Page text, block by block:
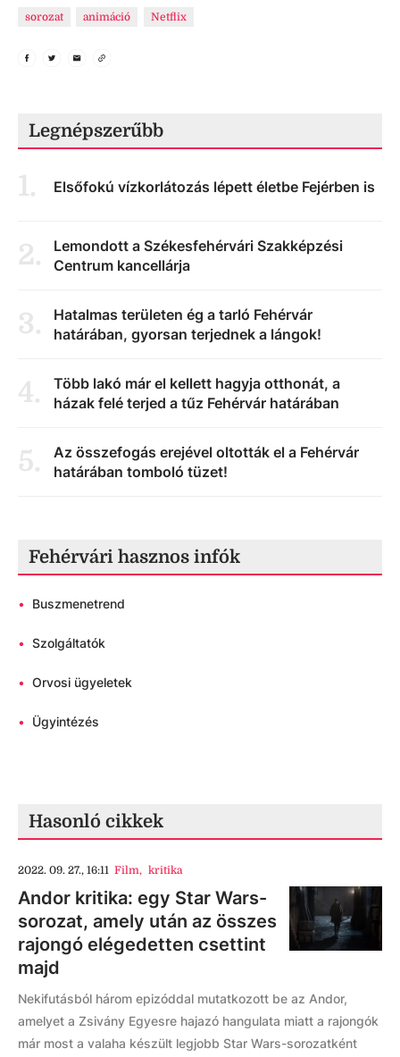
sorozat animáció Netflix
Legnépszerűbb
1. Elsőfokú vízkorlátozás lépett életbe Fejérben is
2.
Lemondott a Székesfehérvári Szakképzési
Centrum kancellárja
3.
Hatalmas területen ég a tarló Fehérvár
határában, gyorsan terjednek a lángok!
4.
Több lakó már el kellett hagyja otthonát, a
házak felé terjed a tűz Fehérvár határában
5.
Az összefogás erejével oltották el a Fehérvár
határában tomboló tüzet!
Fehérvári hasznos infók
• Buszmenetrend
• Szolgáltatók
• Orvosi ügyeletek
• Ügyintézés
Hasonló cikkek
2022. 09. 27., 16:11 Film, kritika
Andor kritika: egy Star Wars-
sorozat, amely után az összes
rajongó elégedetten csettint
majd
Nekifutásból három epizóddal mutatkozott be az Andor,
amelyet a Zsivány Egyesre hajazó hangulata miatt a rajongók
már most a valaha készült legjobb Star Wars-sorozatként